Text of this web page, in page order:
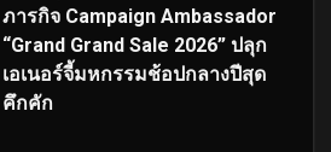
ภารกิจ Campaign Ambassador
“Grand Grand Sale 2026” ปลุก
เอเนอร์จี้มหกรรมช้อปกลางปีสุด
คึกคัก